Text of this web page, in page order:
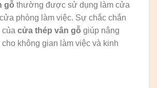
gỗ thường được sử dụng làm cửa
phòng làm việc. Sự chắc chắn
của cửa thép vân gỗ giúp nâng
không gian làm việc và kinh